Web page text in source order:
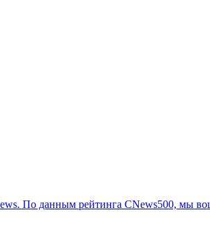
По данным рейтинга CNews500, мы